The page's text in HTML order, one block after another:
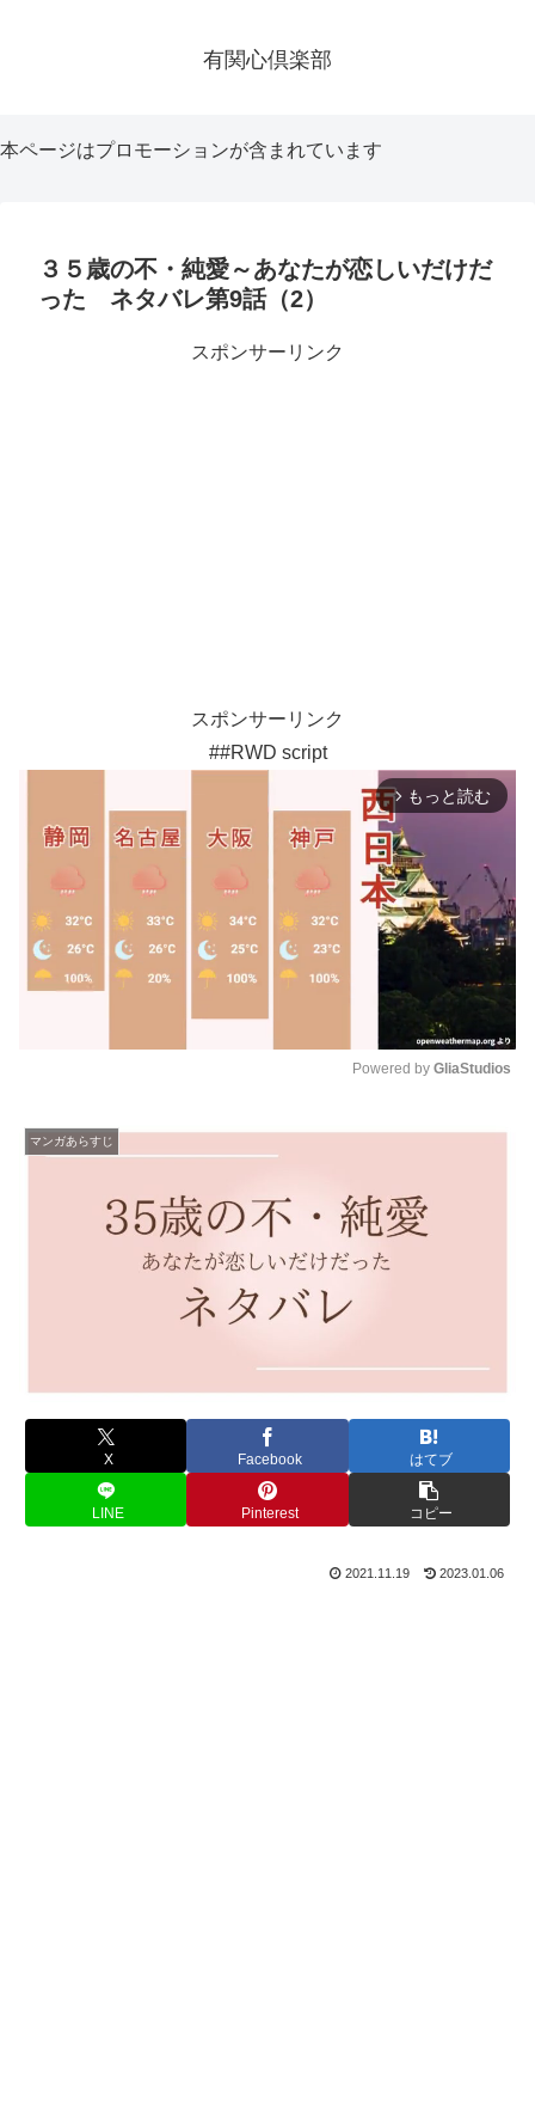
有関心倶楽部
本ページはプロモーションが含まれています
３５歳の不・純愛～あなたが恋しいだけだ
った ネタバレ第9話（2）
スポンサーリンク
スポンサーリンク
##RWD script
arrow_forward_ios もっと読む
Powered by GliaStudios
マンガあらすじ
X Facebook はてブ
LINE Pinterest コピー
2021.11.19 2023.01.06